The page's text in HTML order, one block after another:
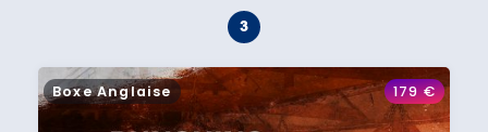
Boxe Anglaise 179€